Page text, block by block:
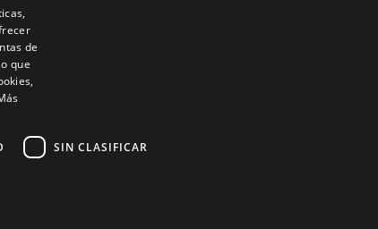
de
que
SIN CLASIFICAR